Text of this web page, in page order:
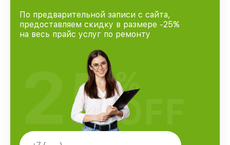
По предварительной записи с сайта,
предоставляем скидку в размере -25%
на весь прайс услуг по ремонту
25%
OFF